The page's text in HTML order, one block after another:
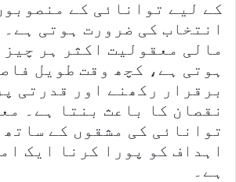
کے لیے توانائی کے
انتخاب کی ضرورت ہوتی
مالی معقولیت اکثر ہر چیز
ہوتی ہے، کچھ وقت طویل
برقرار رکھنے اور قدرتی
نقصان کا باعث بنتا ہے۔
توانائی کی مشقوں کے
اہداف کو پورا کرنا ایک
ہے۔